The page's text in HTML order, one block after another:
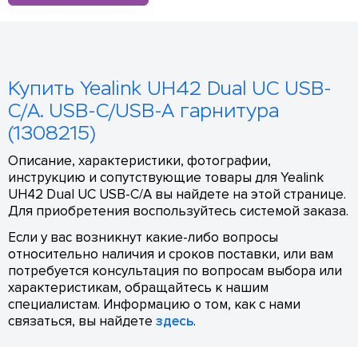
Купить Yealink UH42 Dual UC USB-
C/A. USB-C/USB-A гарнитура
(1308215)
Описание, характеристики, фотографии,
инструкцию и сопутствующие товары для Yealink
UH42 Dual UC USB-C/A вы найдете на этой странице.
Для приобретения воспользуйтесь системой заказа.
Если у вас возникнут какие-либо вопросы
относительно наличия и сроков поставки, или вам
потребуется консультация по вопросам выбора или
характеристикам, обращайтесь к нашим
специалистам. Информацию о том, как с нами
связаться, вы найдете здесь.